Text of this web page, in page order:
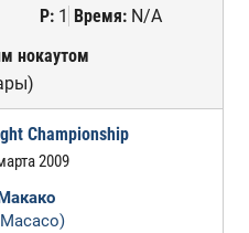
Р: 1 Время: N/A
нокаутом
Championship
2009